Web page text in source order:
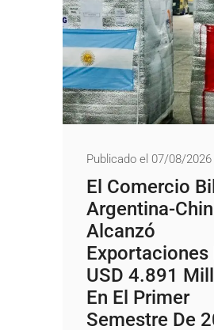
Publicado el 07/08/2026
El Comercio
Argentina-
Alcanzó
Exportaciones
USD 4.891
En El Primer
Semestre De